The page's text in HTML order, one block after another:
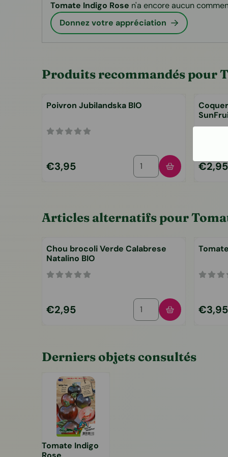
Tomate Indigo Rose n'a encore aucun
Donnez votre appréciation
Produits recommandés pour
Poivron Jubilandska BIO
Prix: 3,95
€3,95 Choisir la quantité pour
Prix:
€2,95
Articles alternatifs pour
Chou brocoli Verde Calabrese
Natalino BIO
Prix: 2,95
€2,95 Choisir la quantité pour
Prix: 3,95
€3,95
Derniers objets consultés
Tomate Indigo